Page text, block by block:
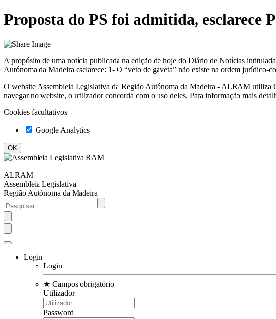
Proposta do PS foi admitida, esclarece
A propósito de uma notícia publicada na edição de hoje do Diário de Notícias
Autónoma da Madeira esclarece: 1- O “veto de gaveta” não existe na ordem jurídico-
O website Assembleia Legislativa da Região Autónoma da Madeira - ALRAM utiliza
navegar no website, o utilizador concorda com o uso deles. Para informação mais
Cookies facultativos
Google Analytics
ALRAM
Assembleia Legislativa
Região Autónoma da Madeira
Login
Login
★ Campos obrigatório
Utilizador
Password